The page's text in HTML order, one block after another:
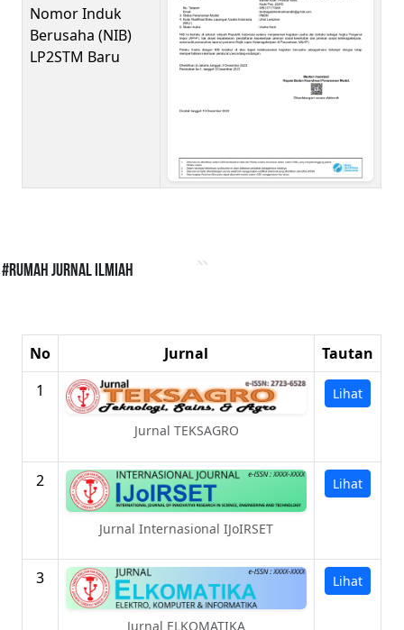
Nomor Induk
Berusaha (NIB)
LP2STM Baru
#Rumah Jurnal Ilmiah
No Jurnal
Tautan
1
Jurnal TEKSAGRO
Lihat
2
Jurnal Internasional IJoIRSET
Lihat
3
Jurnal ELKOMATIKA
Lihat